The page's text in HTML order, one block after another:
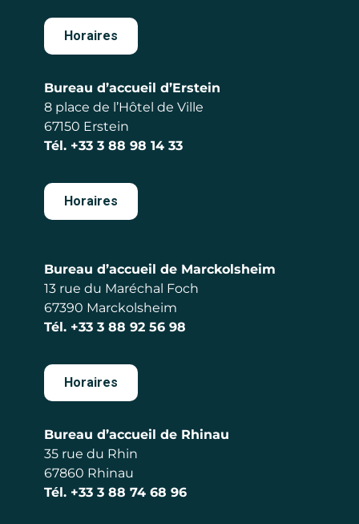
Horaires
Bureau d’accueil d’Erstein
8 place de l’Hôtel de Ville
67150 Erstein
Tél. +33 3 88 98 14 33
Horaires
Bureau d’accueil de Marckolsheim
13 rue du Maréchal Foch
67390 Marckolsheim
Tél. +33 3 88 92 56 98
Horaires
Bureau d’accueil de Rhinau
35 rue du Rhin
67860 Rhinau
Tél. +33 3 88 74 68 96